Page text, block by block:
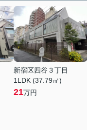
新宿区四谷３丁目
1LDK (37.79㎡)
21万円